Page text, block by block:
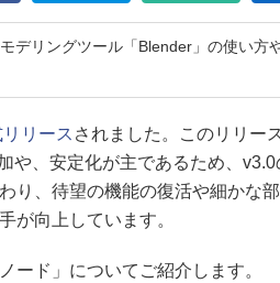
デリングツール「Blender」の使い方
リース されました。このリリー
や、安定化が主であるため、v3.0
り、待望の機能の復活や細かな
が向上しています。
ド」についてご紹介します。